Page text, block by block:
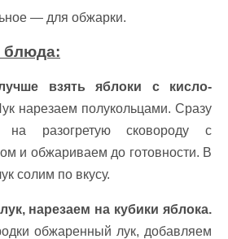
— для обжарки.
блюда:
взять яблоки с кисло-
нарезаем полукольцами. Сразу
разогретую сковороду с
и обжариваем до готовности. В
солим по вкусу.
нарезаем на кубики яблока.
обжаренный лук, добавляем